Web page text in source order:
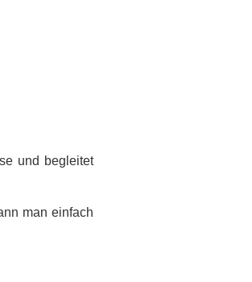
und begleitet
man einfach